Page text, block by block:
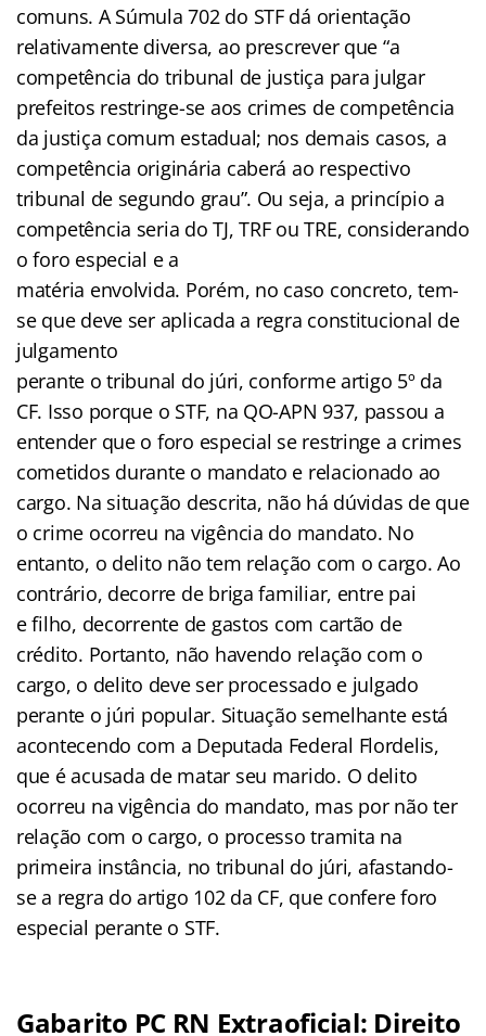
comuns. A Súmula 702 do STF dá orientação
relativamente diversa, ao prescrever que “a
competência do tribunal de justiça para julgar
prefeitos restringe-se aos crimes de competência
da justiça comum estadual; nos demais casos, a
competência originária caberá ao respectivo
tribunal de segundo grau”. Ou seja, a princípio a
competência seria do TJ, TRF ou TRE, considerando
o foro especial e a
matéria envolvida. Porém, no caso concreto, tem-
se que deve ser aplicada a regra constitucional de
julgamento
perante o tribunal do júri, conforme artigo 5º da
CF. Isso porque o STF, na QO-APN 937, passou a
entender que o foro especial se restringe a crimes
cometidos durante o mandato e relacionado ao
cargo. Na situação descrita, não há dúvidas de que
o crime ocorreu na vigência do mandato. No
entanto, o delito não tem relação com o cargo. Ao
contrário, decorre de briga familiar, entre pai
e filho, decorrente de gastos com cartão de
crédito. Portanto, não havendo relação com o
cargo, o delito deve ser processado e julgado
perante o júri popular. Situação semelhante está
acontecendo com a Deputada Federal Flordelis,
que é acusada de matar seu marido. O delito
ocorreu na vigência do mandato, mas por não ter
relação com o cargo, o processo tramita na
primeira instância, no tribunal do júri, afastando-
se a regra do artigo 102 da CF, que confere foro
especial perante o STF.
Gabarito PC RN Extraoficial: Direito